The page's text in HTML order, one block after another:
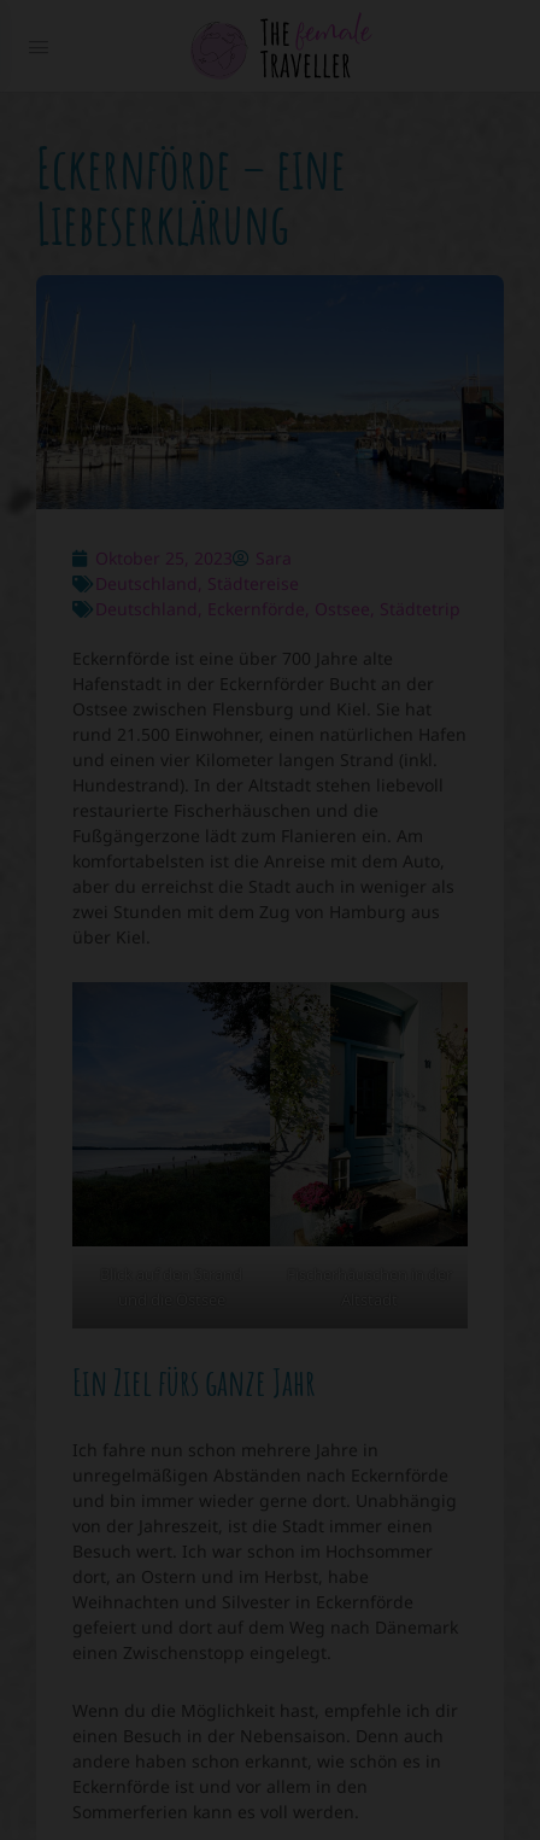
Eckernförde – eine
Liebeserklärung
Oktober 25, 2023
Sara
Deutschland, Städtereise
Deutschland, Eckernförde, Ostsee, Städtetrip
Eckernförde ist eine über 700 Jahre alte
Hafenstadt in der Eckernförder Bucht an der
Ostsee zwischen Flensburg und Kiel. Sie hat
rund 21.500 Einwohner, einen natürlichen Hafen
und einen vier Kilometer langen Strand (inkl.
Hundestrand). In der Altstadt stehen liebevoll
restaurierte Fischerhäuschen und die
Fußgängerzone lädt zum Flanieren ein. Am
komfortabelsten ist die Anreise mit dem Auto,
aber du erreichst die Stadt auch in weniger als
zwei Stunden mit dem Zug von Hamburg aus
über Kiel.
Ein Ziel fürs ganze Jahr
Ich fahre nun schon mehrere Jahre in
unregelmäßigen Abständen nach Eckernförde
und bin immer wieder gerne dort. Unabhängig
von der Jahreszeit, ist die Stadt immer einen
Besuch wert. Ich war schon im Hochsommer
dort, an Ostern und im Herbst, habe
Weihnachten und Silvester in Eckernförde
gefeiert und dort auf dem Weg nach Dänemark
einen Zwischenstopp eingelegt.
Wenn du die Möglichkeit hast, empfehle ich dir
einen Besuch in der Nebensaison. Denn auch
andere haben schon erkannt, wie schön es in
Eckernförde ist und vor allem in den
Sommerferien kann es voll werden.